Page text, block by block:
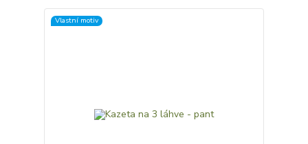
Vlastní motiv